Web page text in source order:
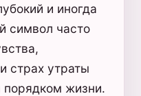
и иногда
символ часто
страх утраты
жизни.